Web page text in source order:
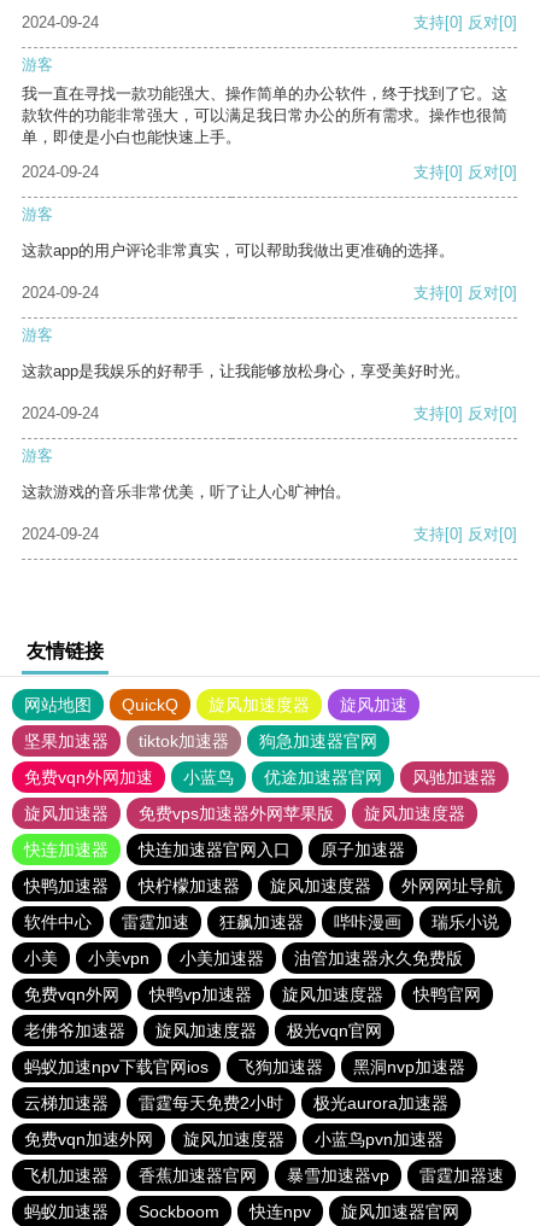
2024-09-24
支持[0] 反对[0]
游客
我一直在寻找一款功能强大、操作简单的办公软件，终于找到了它。这
款软件的功能非常强大，可以满足我日常办公的所有需求。操作也很简
单，即使是小白也能快速上手。
2024-09-24
支持[0] 反对[0]
游客
这款app的用户评论非常真实，可以帮助我做出更准确的选择。
2024-09-24 支持[0] 反对[0]
游客
这款app是我娱乐的好帮手，让我能够放松身心，享受美好时光。
2024-09-24 支持[0] 反对[0]
游客
这款游戏的音乐非常优美，听了让人心旷神怡。
2024-09-24 支持[0] 反对[0]
友情链接
网站地图 QuickQ 旋风加速度器
旋风加速
坚果加速器
tiktok加速器
狗急加速器官网
免费vqn外网加速
小蓝鸟 优途加速器官网
风驰加速器
旋风加速器
免费vps加速器外网苹果版
旋风加速度器
快连加速器
快连加速器官网入口
原子加速器
快鸭加速器
快柠檬加速器 旋风加速度器
外网网址导航
软件中心
雷霆加速 狂飙加速器 哔咔漫画
瑞乐小说
小美
小美vpn 小美加速器
油管加速器永久免费版
免费vqn外网
快鸭vp加速器 旋风加速度器
快鸭官网
老佛爷加速器
旋风加速度器
极光vqn官网
蚂蚁加速npv下载官网ios
飞狗加速器
黑洞nvp加速器
云梯加速器
雷霆每天免费2小时
极光aurora加速器
免费vqn加速外网
旋风加速度器
小蓝鸟pvn加速器
飞机加速器
香蕉加速器官网 暴雪加速器vp
雷霆加器速
蚂蚁加速器
Sockboom 快连npv 旋风加速器官网